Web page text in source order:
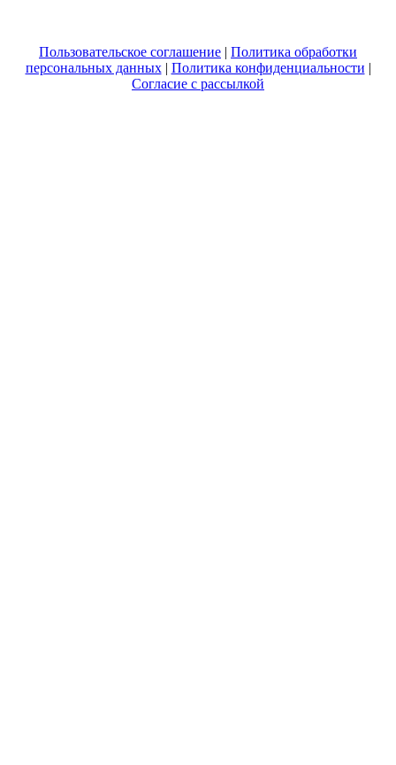
Пользовательское соглашение | Политика обработки
персональных данных| Политика конфиденциальности |
Согласие с рассылкой